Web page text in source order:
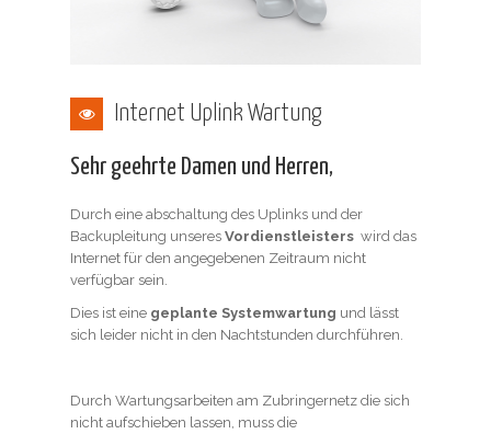
Internet Uplink Wartung
Sehr geehrte Damen und Herren,
Durch eine abschaltung des Uplinks und der
Backupleitung unseres Vordienstleisters wird das
Internet für den angegebenen Zeitraum nicht
verfügbar sein.
Dies ist eine geplante Systemwartung und lässt
sich leider nicht in den Nachtstunden durchführen.
Durch Wartungsarbeiten am Zubringernetz die sich
nicht aufschieben lassen, muss die